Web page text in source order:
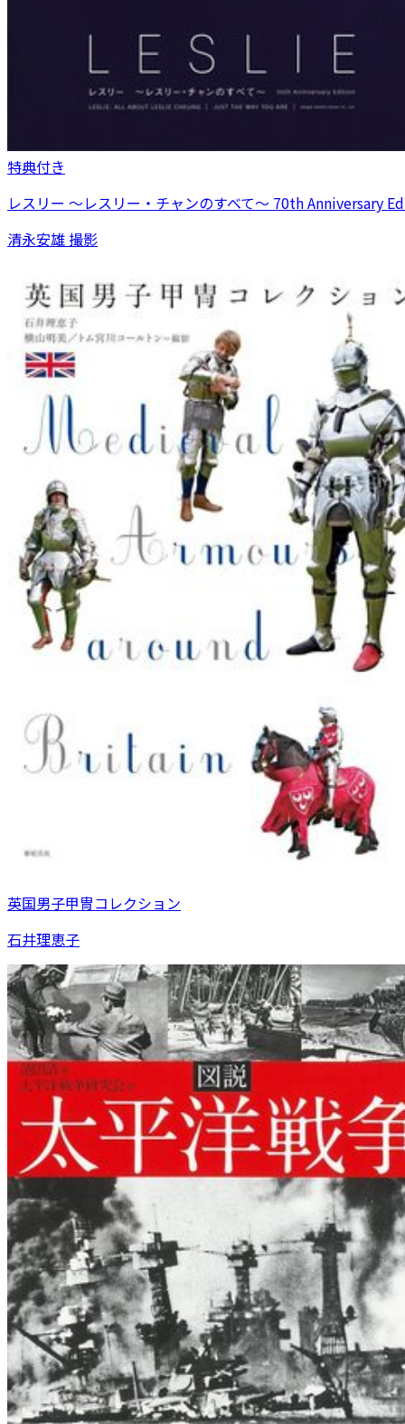
特典付き
レスリー ～レスリー・チャンのすべて～ 70th Anniversary
清永安雄 撮影
英国男子甲冑コレクション
石井理恵子